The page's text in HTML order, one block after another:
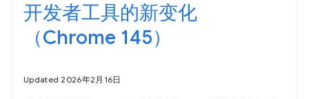
开发者工具的新变化
（Chrome 145）
Updated 2026年2月16日